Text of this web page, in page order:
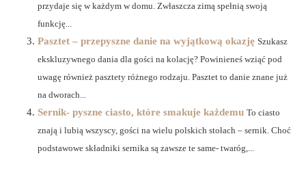
przydaje się w każdym w domu. Zwłaszcza zimą spełnią swoją
funkcję...
Pasztet – przepyszne danie na wyjątkową okazję Szukasz
ekskluzywnego dania dla gości na kolację? Powinieneś wziąć pod
uwagę również pasztety różnego rodzaju. Pasztet to danie znane już
na dworach...
Sernik- pyszne ciasto, które smakuje każdemu To ciasto
znają i lubią wszyscy, gości na wielu polskich stołach – sernik. Choć
podstawowe składniki sernika są zawsze te same- twaróg,...